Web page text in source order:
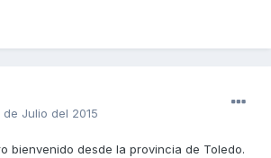
de Julio del 2015
bienvenido desde la provincia de Toledo.